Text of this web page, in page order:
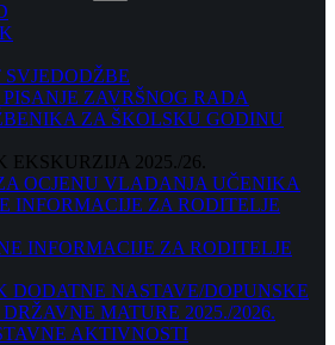
ZAVRŠNOG RADA
ZA ŠKOLSKU GODINU
EKSKURZIJA 2025./26.
OCJENU VLADANJA UČENIKA
INFORMACIJE ZA RODITELJE
INFORMACIJE ZA RODITELJE
DODATNE NASTAVE/DOPUNSKE
MATURE 2025./2026.
AKTIVNOSTI